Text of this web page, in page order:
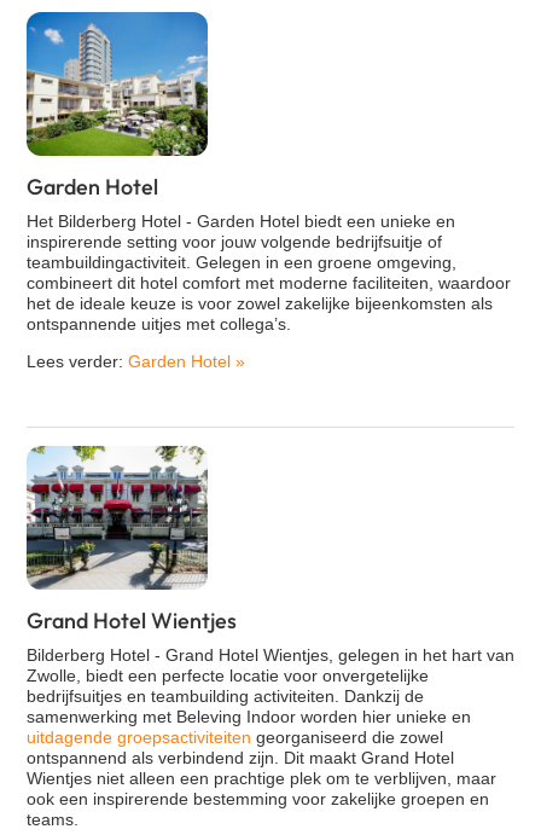
Garden Hotel
Het Bilderberg Hotel - Garden Hotel biedt een unieke en
inspirerende setting voor jouw volgende bedrijfsuitje of
teambuildingactiviteit. Gelegen in een groene omgeving,
combineert dit hotel comfort met moderne faciliteiten, waardoor
het de ideale keuze is voor zowel zakelijke bijeenkomsten als
ontspannende uitjes met collega’s.
Lees verder: Garden Hotel »
Grand Hotel Wientjes
Bilderberg Hotel - Grand Hotel Wientjes, gelegen in het hart van
Zwolle, biedt een perfecte locatie voor onvergetelijke
bedrijfsuitjes en teambuilding activiteiten. Dankzij de
samenwerking met Beleving Indoor worden hier unieke en
uitdagende groepsactiviteiten georganiseerd die zowel
ontspannend als verbindend zijn. Dit maakt Grand Hotel
Wientjes niet alleen een prachtige plek om te verblijven, maar
ook een inspirerende bestemming voor zakelijke groepen en
teams.